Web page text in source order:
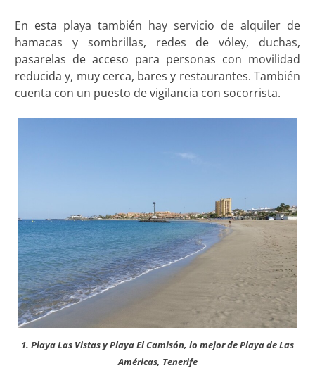
En esta playa también hay servicio de alquiler de
hamacas y sombrillas, redes de vóley, duchas,
pasarelas de acceso para personas con movilidad
reducida y, muy cerca, bares y restaurantes. También
cuenta con un puesto de vigilancia con socorrista.
1. Playa Las Vistas y Playa El Camisón, lo mejor de Playa de Las
Américas, Tenerife